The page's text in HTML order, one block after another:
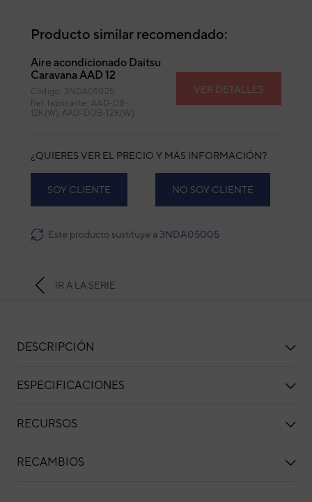
Producto similar recomendado:
Aire acondicionado Daitsu
Caravana AAD 12
Código: 3NDA05025
Ref. fabricante: AAD-DB-
12K(W)_AAD-DOB-12K(W)
VER DETALLES
¿QUIERES VER EL PRECIO Y MÁS INFORMACIÓN?
SOY CLIENTE NO SOY CLIENTE
Este producto sustituye a 3NDA05005
IR A LA SERIE
DESCRIPCIÓN
ESPECIFICACIONES
RECURSOS
RECAMBIOS